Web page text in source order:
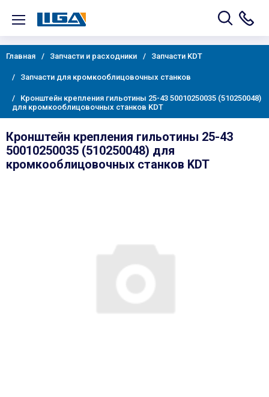
Главная Запчасти и расходники Запчасти KDT
Запчасти для кромкооблицовочных станков
Кронштейн крепления гильотины 25-43 50010250035 (510250048)
для кромкооблицовочных станков KDT
Кронштейн крепления гильотины 25-43
50010250035 (510250048) для
кромкооблицовочных станков KDT